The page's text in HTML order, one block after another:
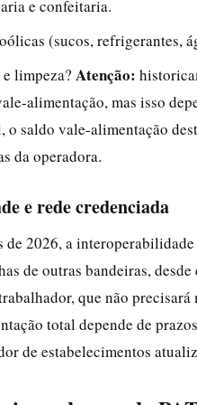
e confeitaria.
(sucos, refrigerantes,
limpeza? Atenção:
alimentação, mas isso
o saldo vale-alimentação
da operadora.
e rede credenciada
de 2026, a
de outras bandeiras,
que não
total depende de
de estabelecimentos